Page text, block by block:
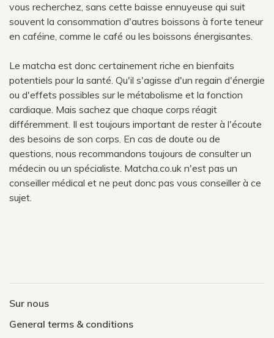
vous recherchez, sans cette baisse ennuyeuse qui suit
souvent la consommation d'autres boissons à forte teneur
en caféine, comme le café ou les boissons énergisantes.
Le matcha est donc certainement riche en bienfaits
potentiels pour la santé. Qu'il s'agisse d'un regain d'énergie
ou d'effets possibles sur le métabolisme et la fonction
cardiaque. Mais sachez que chaque corps réagit
différemment. Il est toujours important de rester à l'écoute
des besoins de son corps. En cas de doute ou de
questions, nous recommandons toujours de consulter un
médecin ou un spécialiste. Matcha.co.uk n'est pas un
conseiller médical et ne peut donc pas vous conseiller à ce
sujet.
Sur nous
General terms & conditions